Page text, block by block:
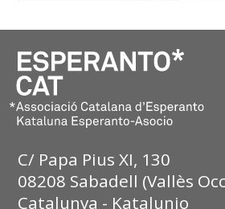
C/ Papa Pius XI, 130
08208 Sabadell (Vallès
Catalunya - Katalunio